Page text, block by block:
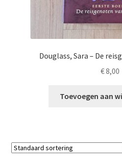
Douglass, Sara – De
€8,00
Toevoegen aan